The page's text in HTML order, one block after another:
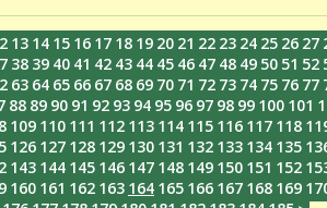
13 14 15 16 17 18 19 20 21 22 23 24 25 26 27
38 39 40 41 42 43 44 45 46 47 48 49 50 51 52
63 64 65 66 67 68 69 70 71 72 73 74 75 76 77
88 89 90 91 92 93 94 95 96 97 98 99 100 101
109 110 111 112 113 114 115 116 117 118
126 127 128 129 130 131 132 133 134 135
143 144 145 146 147 148 149 150 151 152
160 161 162 163 164 165 166 167 168 169